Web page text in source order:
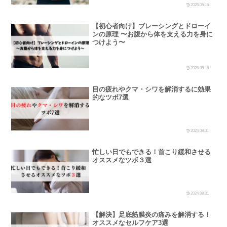
2026.05.16
【初心者向け】ブレーシングとドローイ
ンの原理 〜お腹から体を支える力を身に
つけよう〜
2026.05.16
目の疲れやクマ・シワを解消するに効果
的なツボ7選
2024.08.31
忙しい日でもできる！首こり緩和させる
オススメなツボ３選
2024.08.31
【解決】足底筋膜炎の痛みを解消する！
オススメなセルフケア3選